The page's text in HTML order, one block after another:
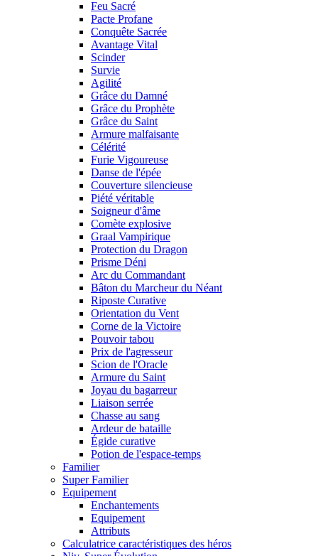
Feu Sacré
Pacte Profane
Conquête Sacrée
Avantage Vital
Scinder
Survie
Agilité
Grâce du Damné
Grâce du Prophète
Grâce du Saint
Armure malfaisante
Célérité
Furie Vigoureuse
Danse de l'épée
Couverture silencieuse
Piété véritable
Soigneur d'âme
Comète explosive
Graal Vampirique
Protection du Dragon
Prisme Déni
Arc du Commandant
Bâton du Marcheur du Néant
Riposte Curative
Orientation du Vent
Corne de la Victoire
Pouvoir tabou
Prix de l'agresseur
Scion de l'Oracle
Armure du Saint
Joyau du bagarreur
Liaison serrée
Chasse au sang
Ardeur de bataille
Égide curative
Potion de l'espace-temps
Familier
Super Familier
Equipement
Enchantements
Equipement
Attributs
Calculatrice caractéristiques des héros